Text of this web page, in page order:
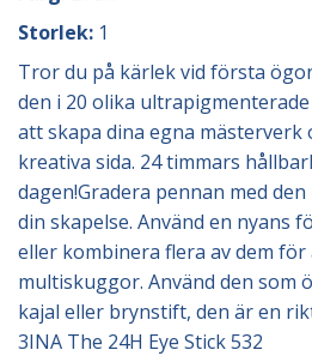
Storlek: 1
Tror du på kärlek vid första
den i 20 olika
att skapa dina egna mästerverk
kreativa sida. 24 timmars
dagen!Gradera pennan med
din skapelse. Använd en nyans
eller kombinera flera av dem för
multiskuggor. Använd den som
kajal eller brynstift, den är en
3INA The 24H Eye Stick 532